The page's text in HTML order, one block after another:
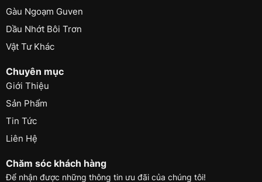
Gàu Ngoạm Guven
Dầu Nhớt Bôi Trơn
Vật Tư Khác
Chuyên mục
Giới Thiệu
Sản Phẩm
Tin Tức
Liên Hệ
Chăm sóc khách hàng
Để nhận được những thông tin ưu đãi của chúng tôi!